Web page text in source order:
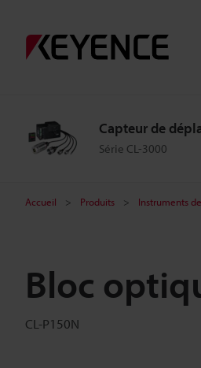
Capteur de
Série CL-3000
Accueil Produits Instruments
Bloc
CL-P150N